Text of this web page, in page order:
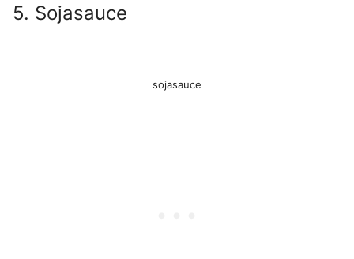
5. Sojasauce
sojasauce